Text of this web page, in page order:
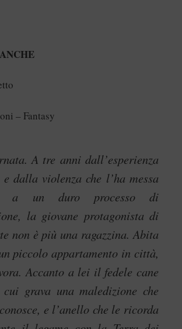
– Fantasy
A tre anni dall’esperienza
dalla violenza che l’ha messa
a un duro processo di
la giovane protagonista di
non è più una ragazzina. Abita
piccolo appartamento in città,
Accanto a lei il fedele cane
grava una maledizione che
e l’anello che le ricorda